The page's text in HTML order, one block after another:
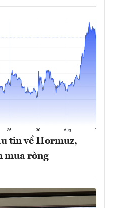
tin về Hormuz,
mua ròng